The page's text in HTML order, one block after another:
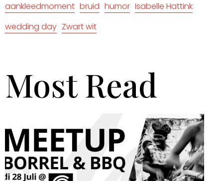
aankleedmoment bruid humor Isabelle Hattink
wedding day Zwart wit
Most Read